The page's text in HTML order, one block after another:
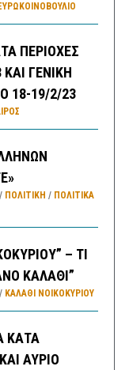
ΠΕΡΙΟΧΕΣ
ΓΕΝΙΚΗ
18-19/2/23
ΠΟΛΙΤΙΚΗ / ΠΟΛΙΤΙΚΆ
– ΤΙ
ΚΑΛΑΘΙ”
ΚΑΛΑΘΙ ΝΟΙΚΟΚΥΡΙΟΥ
ΚΑΤΑ
ΑΥΡΙΟ